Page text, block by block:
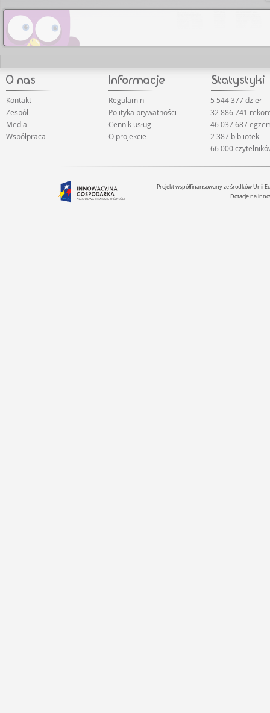
Kontakt
Zespół
Media
Współpraca
Regulamin
Polityka prywatności
Cennik usług
O projekcie
5 544 377 dzieł
32 886 741
46 037 687
2 387 bibliotek
66 000
Projekt współfinansowany ze środków Unii
Dotacje na